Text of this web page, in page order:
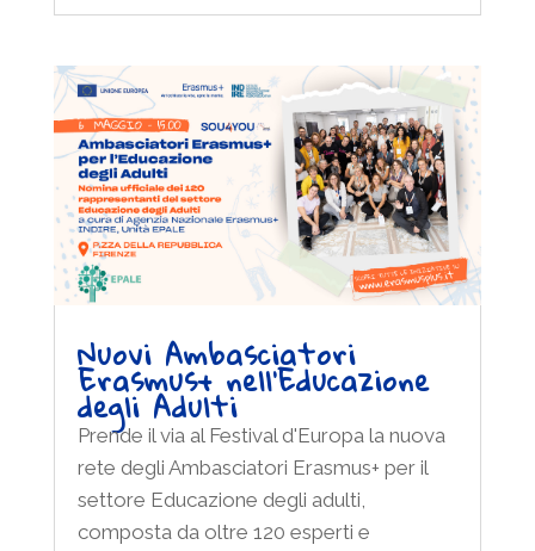
Nuovi Ambasciatori
Erasmus+ nell’Educazione
degli Adulti
Prende il via al Festival d'Europa la nuova
rete degli Ambasciatori Erasmus+ per il
settore Educazione degli adulti,
composta da oltre 120 esperti e